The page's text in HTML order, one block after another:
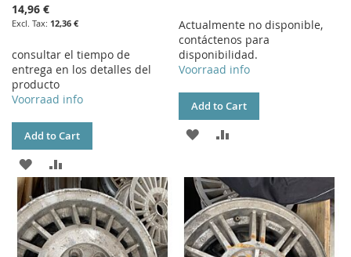
14,96 €
12,36 €
consultar el tiempo de
entrega en los detalles del
producto
Voorraad info
Add to Cart
ADD
TO
WISH
LIST
TO
COMPARE
Actualmente no disponible,
contáctenos para
disponibilidad.
Voorraad info
Add to Cart
ADD
WISH
LIST
COMPARE